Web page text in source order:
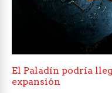
El Paladín podría
expansión